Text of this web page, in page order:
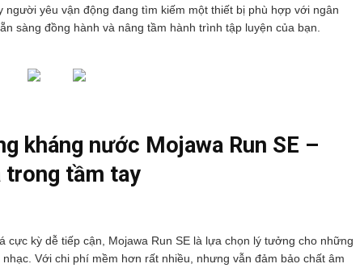
yêu vận động đang tìm kiếm một thiết bị phù hợp với ngân
sàng đồng hành và nâng tầm hành trình tập luyện của bạn.
kháng nước Mojawa Run SE –
trong tầm tay
kỳ dễ tiếp cận, Mojawa Run SE là lựa chọn lý tưởng cho những
Với chi phí mềm hơn rất nhiều, nhưng vẫn đảm bảo chất âm